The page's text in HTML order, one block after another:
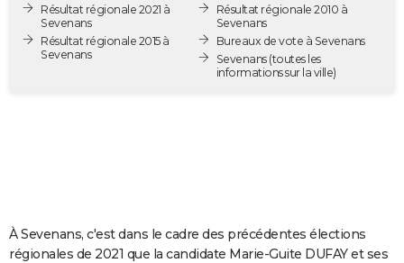
Destinations
City break
Voyage nature
Voyage de noces
Forum
PHOTO
GUIDES D'ACHAT
COPAINS D'AVANT
Résultat régionale 2021 à
Sevenans
Résultat régionale 2015 à
Sevenans
Résultat régionale 2010 à
Sevenans
Bureaux de vote à Sevenans
Sevenans(toutes les
informations sur la ville)
À Sevenans, c'est dans le cadre des précédentes élections
régionales de 2021 que la candidate Marie-Guite DUFAY et ses